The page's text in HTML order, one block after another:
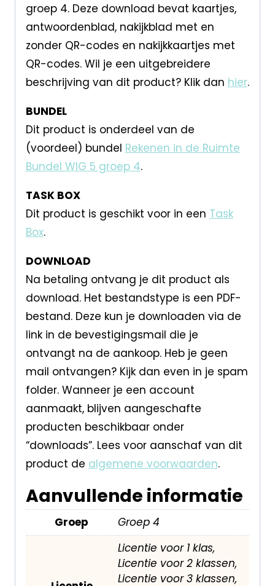
groep 4. Deze download bevat kaartjes,
antwoordenblad, nakijkblad met en
zonder QR-codes en nakijkkaartjes met
QR-codes. Wil je een uitgebreidere
beschrijving van dit product? Klik dan hier.
BUNDEL
Dit product is onderdeel van de
(voordeel) bundel Rekenen in de Ruimte
Bundel WIG 5 groep 4.
TASK BOX
Dit product is geschikt voor in een Task
Box.
DOWNLOAD
Na betaling ontvang je dit product als
download. Het bestandstype is een PDF-
bestand. Deze kun je downloaden via de
link in de bevestigingsmail die je
ontvangt na de aankoop. Heb je geen
mail ontvangen? Kijk dan even in je spam
folder. Wanneer je een account
aanmaakt, blijven aangeschafte
producten beschikbaar onder
“downloads”. Lees voor aanschaf van dit
product de algemene voorwaarden.
Aanvullende informatie
Groep Groep 4
Licentie voor 1 klas,
Licentie voor 2 klassen,
Licentie voor 3 klassen,